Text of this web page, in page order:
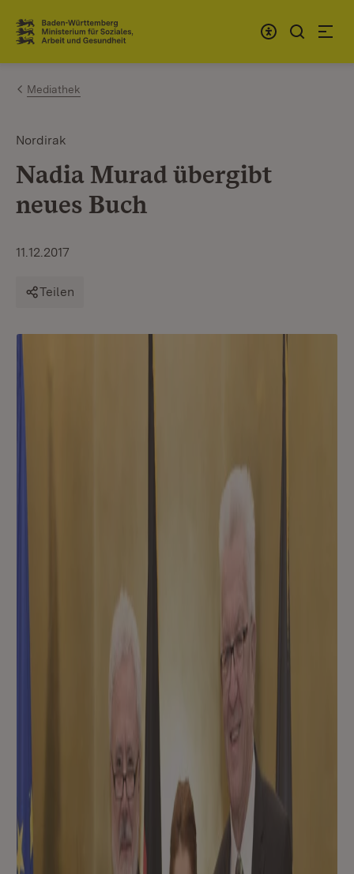
Zum Inhalt springen
Link zur Startseite
Mediathek
Nordirak
Nadia Murad übergibt
neues Buch
11.12.2017
Teilen